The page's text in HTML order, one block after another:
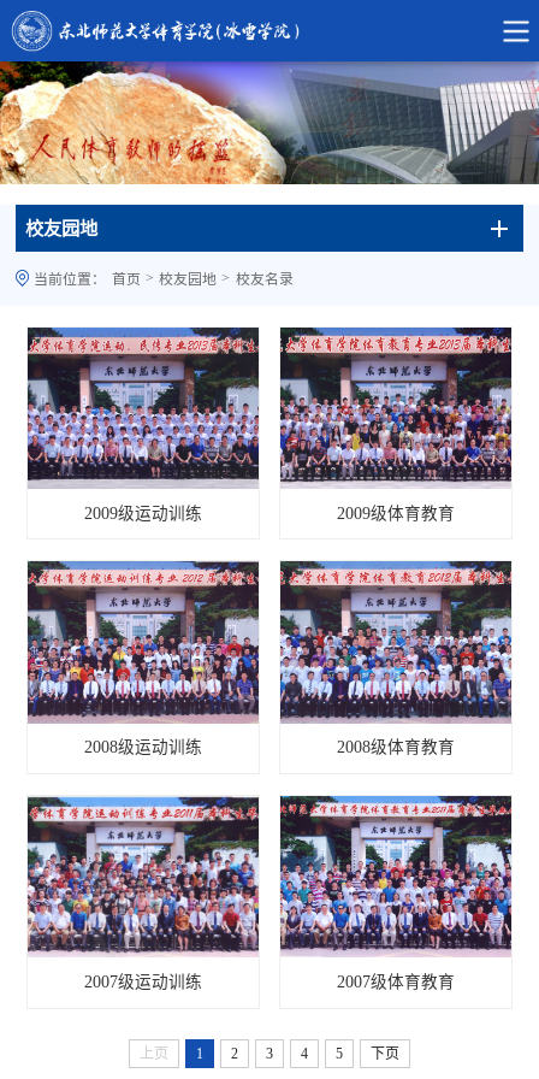
校友园地
当前位置： 首页 > 校友园地 > 校友名录
2009级运动训练 2009级体育教育
2008级运动训练 2008级体育教育
2007级运动训练 2007级体育教育
上页 1 2 3 4 5 下页